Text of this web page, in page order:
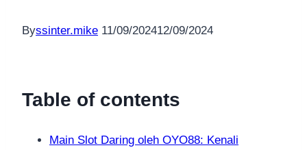
Byssinter.mike 11/09/202412/09/2024
Table of contents
Main Slot Daring oleh OYO88: Kenali